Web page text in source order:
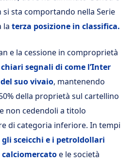
si sta comportando nella Serie
la terza posizione in classifica.
e la cessione in comproprietà
chiari segnali di come l’Inter
suo vivaio, mantenendo
della proprietà sul cartellino
non cedendoli a titolo
di categoria inferiore. In tempi
gli sceicchi e i petroldollari
e le società